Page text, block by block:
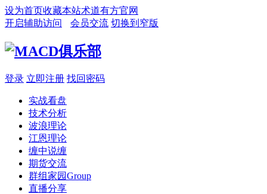
设为首页收藏本站术道有方官网
开启辅助访问
会员交流 切换到窄版
登录 立即注册 找回密码
实战看盘
技术分析
波浪理论
江恩理论
缠中说缠
期货交流
群组家园Group
直播分享